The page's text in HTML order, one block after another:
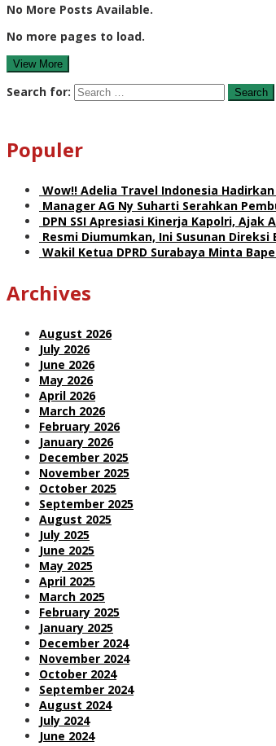
No More Posts Available.
No more pages to load.
View More
Search for:
Populer
Wow!! Adelia Travel Indonesia
Manager AG Ny Suharti Serahkan
DPN SSI Apresiasi Kinerja Kapolri,
Resmi Diumumkan, Ini Susunan
Wakil Ketua DPRD Surabaya Minta
Archives
August 2026
July 2026
June 2026
May 2026
April 2026
March 2026
February 2026
January 2026
December 2025
November 2025
October 2025
September 2025
August 2025
July 2025
June 2025
May 2025
April 2025
March 2025
February 2025
January 2025
December 2024
November 2024
October 2024
September 2024
August 2024
July 2024
June 2024